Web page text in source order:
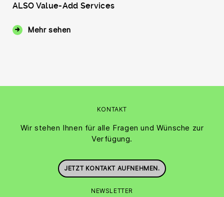
ALSO Value-Add Services
Mehr sehen
KONTAKT
Wir stehen Ihnen für alle Fragen und Wünsche zur
Verfügung.
JETZT KONTAKT AUFNEHMEN.
NEWSLETTER